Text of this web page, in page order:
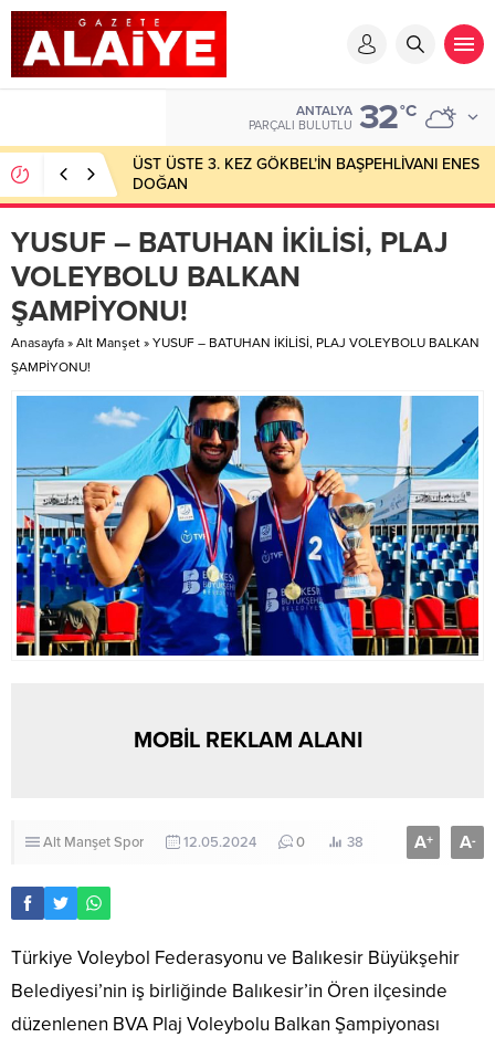
ANTALYA
PARÇALI BULUTLU 32°C
ÜST ÜSTE 3. KEZ GÖKBEL’İN BAŞPEHLİVANI ENES
DOĞAN
YUSUF – BATUHAN İKİLİSİ, PLAJ
VOLEYBOLU BALKAN
ŞAMPİYONU!
Anasayfa » Alt Manşet » YUSUF – BATUHAN İKİLİSİ, PLAJ VOLEYBOLU BALKAN
ŞAMPİYONU!
MOBİL REKLAM ALANI
Alt ManşetSpor 12.05.2024 0 38 A+ A-
Türkiye Voleybol Federasyonu ve Balıkesir Büyükşehir
Belediyesi’nin iş birliğinde Balıkesir’in Ören ilçesinde
düzenlenen BVA Plaj Voleybolu Balkan Şampiyonası